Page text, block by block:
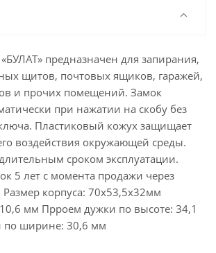
предназначен для запирания,
щитов, почтовых ящиков, гаражей,
и прочих помещений. Замок
при нажатии на скобу без
Пластиковый кожух защищает
воздействия окружающей среды.
сроком эксплуатации.
5 лет с момента продажи через
корпуса: 70х53,5х32мм
мм Прроем дужки по высоте: 34,1
ширине: 30,6 мм